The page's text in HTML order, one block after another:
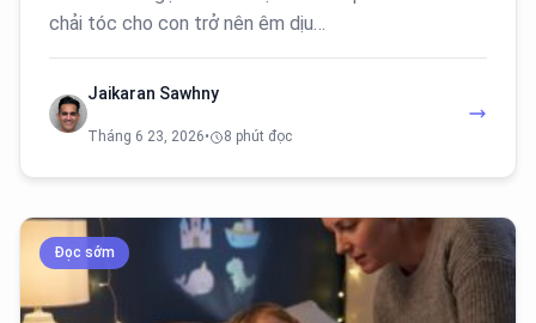
chải tóc cho con trở nên êm dịu…
Jaikaran Sawhny
Tháng 6 23, 2026• 8 phút đọc
Đọc sớm